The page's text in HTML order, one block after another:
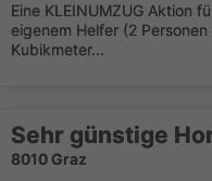
Eine KLEINUMZUG Aktion
eigenem Helfer (2
Kubikmeter...
Sehr günstige
8010 Graz